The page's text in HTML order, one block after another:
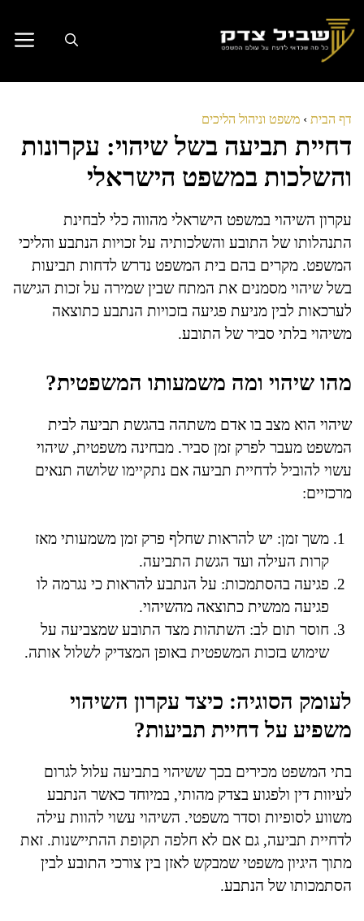
לתוכן
דף הבית › משפט וניהול הליכים
דחיית תביעה בשל שיהוי: עקרונות
והשלכות במשפט הישראלי
עקרון השיהוי במשפט הישראלי מהווה כלי לבחינת
התנהלותו של התובע והשלכותיה על זכויות הנתבע והליכי
המשפט. מקרים בהם בית המשפט נדרש לדחות תביעות
בשל שיהוי מסמנים את המתח שבין שמירה על זכות הגישה
לערכאות לבין מניעת פגיעה בזכויות הנתבע כתוצאה
משיהוי בלתי סביר של התובע.
מהו שיהוי ומה משמעותו המשפטית?
שיהוי הוא מצב בו אדם משתהה בהגשת תביעה לבית
המשפט מעבר לפרק זמן סביר. מבחינה משפטית, שיהוי
עשוי להוביל לדחיית תביעה אם נתקיימו שלושה תנאים
מרכזיים:
משך זמן: יש להראות שחלף פרק זמן משמעותי מאז
קרות העילה ועד הגשת התביעה.
פגיעה בהסתמכות: על הנתבע להראות כי נגרמה לו
פגיעה ממשית כתוצאה מהשיהוי.
חוסר תום לב: השתהות מצד התובע שמצביעה על
שימוש בזכות המשפטית באופן המצדיק לשלול אותה.
לעומק הסוגיה: כיצד עקרון השיהוי
משפיע על דחיית תביעות?
בתי המשפט מכירים בכך ששיהוי בתביעה עלול לגרום
לעיוות דין ולפגוע בצדק מהותי, במיוחד כאשר הנתבע
משווע לסופיות וסדר משפטי. השיהוי עשוי להוות עילה
לדחיית תביעה, גם אם לא חלפה תקופת ההתיישנות. זאת
מתוך היגיון משפטי שמבקש לאזן בין צורכי התובע לבין
הסתמכותו של הנתבע.